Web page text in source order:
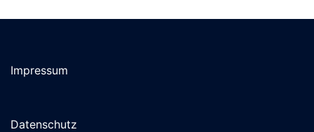
Impressum
Datenschutz